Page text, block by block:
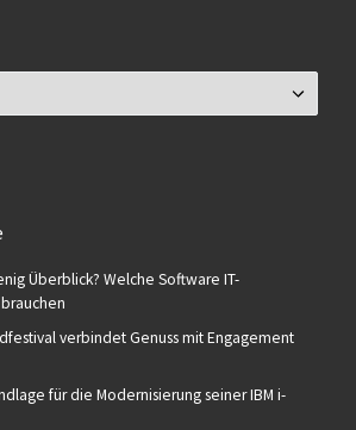
Überblick? Welche Software IT-
verbindet Genuss mit Engagement
für die Modernisierung seiner IBM i-